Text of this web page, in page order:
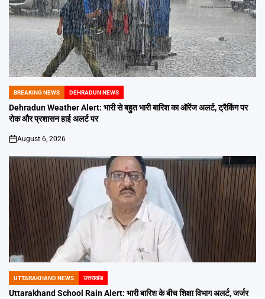
POSTED
IN
BREAKING NEWS DEHRADUN NEWS
Dehradun Weather Alert: भारी से बहुत भारी बारिश का ऑरेंज अलर्ट, ट्रैकिंग पर
रोक और प्रशासन हाई अलर्ट पर
on
August 6, 2026
POSTED
IN
UTTARAKHAND NEWS उत्तराखंड
Uttarakhand School Rain Alert: भारी बारिश के बीच शिक्षा विभाग अलर्ट, जर्जर